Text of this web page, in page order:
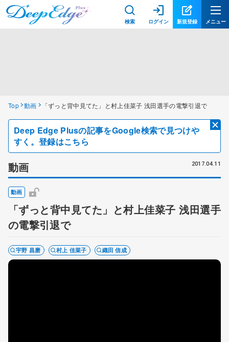
検索 ログイン 新規登録 メニュー
Top 動画 「ずっと背中見てた」と村上佳菜子 浅田選手の電撃引退で
Deep Edge Plusの記事をGoogle検索で見つけや
すく。登録はこちら
動画 2017.04.11
動画
「ずっと背中見てた」と村上佳菜子 浅田選手
の電撃引退で
宇野 昌磨 村上 佳菜子 織田 信成